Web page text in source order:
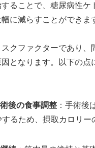
ることで、糖尿病性ケ
に減らすことができま
クファクターであり、
となります。以下の点
後の食事調整 ：手術後
るため、摂取カロリー